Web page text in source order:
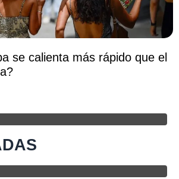
se calienta más rápido que el